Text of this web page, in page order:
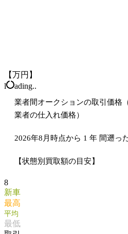
【万円】
l
ading..
業者間オークションの取引価格
業者の仕入れ価格）
2026年8月時点から 1 年 間遡っ
【状態別買取額の目安】
8
新車
最高
平均
最低